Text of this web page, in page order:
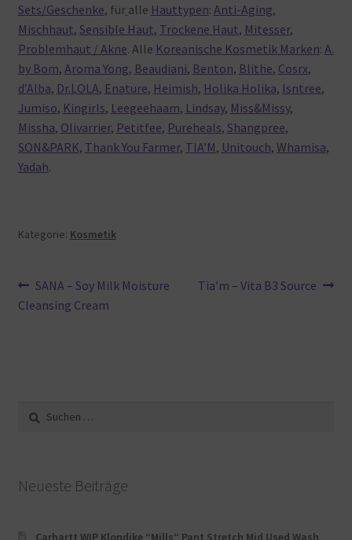
Sets/Geschenke, für alle Hauttypen: Anti-Aging,
Mischhaut, Sensible Haut, Trockene Haut, Mitesser,
Problemhaut / Akne. Alle Koreanische Kosmetik Marken: A.
by Bom, Aroma Yong, Beaudiani, Benton, Blithe, Cosrx,
d’Alba, Dr.LOLA, Enature, Heimish, Holika Holika, Isntree,
Jumiso, Kingirls, Leegeehaam, Lindsay, Miss&Missy,
Missha, Olivarrier, Petitfee, Pureheals, Shangpree,
SON&PARK, Thank You Farmer, TIA’M, Unitouch, Whamisa,
Yadah.
Kategorie: Kosmetik
Beitragsnavigation
Vorheriger
Beitrag:
SANA – Soy Milk Moisture
Cleansing Cream
Nächster
Tia’m – Vita B3 Source
nach:
Neueste Beiträge
Carhartt WIP Klondike “Mills“ Pant Stretch Mid Used Wash